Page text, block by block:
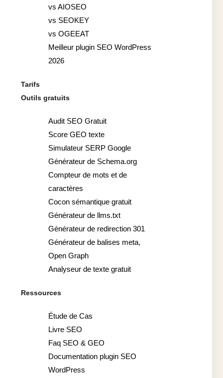
vs AIOSEO
vs SEOKEY
vs OGEEAT
Meilleur plugin SEO WordPress
2026
Tarifs
Outils gratuits
Audit SEO Gratuit
Score GEO texte
Simulateur SERP Google
Générateur de Schema.org
Compteur de mots et de
caractères
Cocon sémantique gratuit
Générateur de llms.txt
Générateur de redirection 301
Générateur de balises meta,
Open Graph
Analyseur de texte gratuit
Ressources
Étude de Cas
Livre SEO
Faq SEO & GEO
Documentation plugin SEO
WordPress